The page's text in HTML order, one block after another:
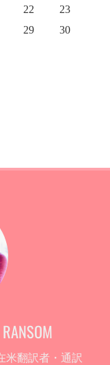
22
23
29
30
米翻訳者・通訳